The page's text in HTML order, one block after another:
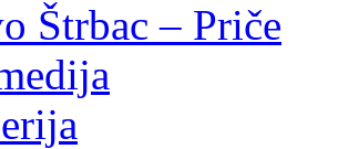
Štrbac – Priče